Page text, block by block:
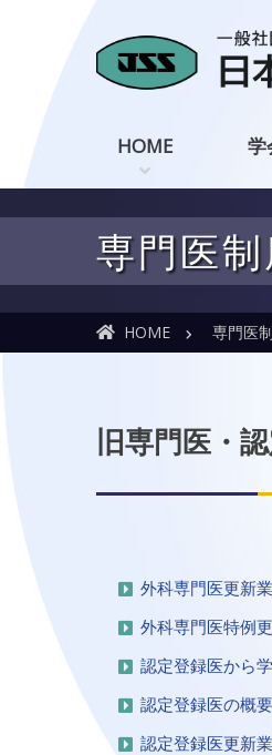
HOME 学
専門医
HOME 専門医
旧専門医・
外科専門医更新
外科専門医特例
認定登録医から
認定登録医の概要
認定登録医更新